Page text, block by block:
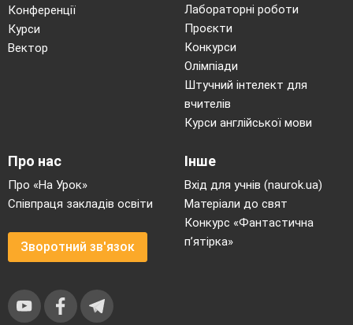
Конференції
Курси
Вектор
Лабораторні роботи
Проєкти
Конкурси
Олімпіади
Штучний інтелект для
вчителів
Курси англійської мови
Про нас
Про «На Урок»
Співпраця закладів освіти
Зворотний зв'язок
Інше
Вхід для учнів (naurok.ua)
Матеріали до свят
Конкурс «Фантастична
п’ятірка»